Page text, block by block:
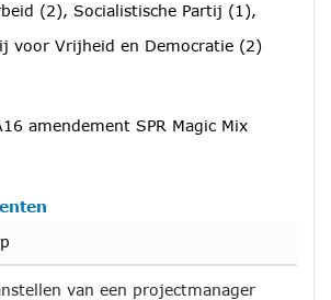
(2), Socialistische Partij (1),
voor Vrijheid en Democratie (2)
amendement SPR Magic Mix
van een projectmanager